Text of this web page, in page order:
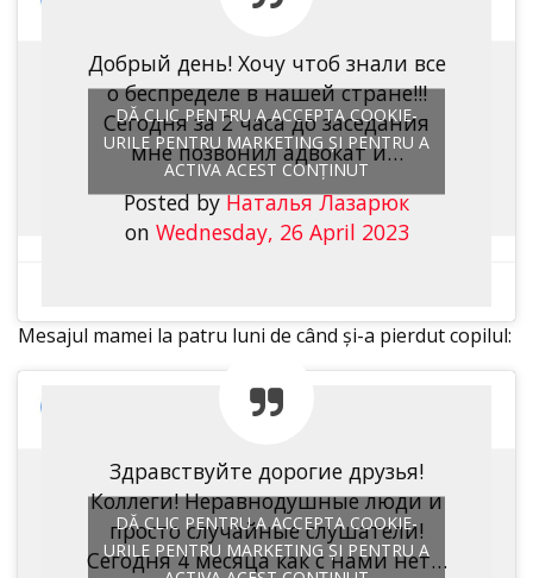
Добрый день! Хочу чтоб знали все
о беспределе в нашей стране!!!
Сегодня за 2 часа до заседания
мне позвонил адвокат и…
Posted byНаталья Лазарюк
on Wednesday, 26 April 2023
DĂ CLIC PENTRU A ACCEPTA COOKIE-
URILE PENTRU MARKETING ȘI PENTRU A
ACTIVA ACEST CONȚINUT
Mesajul mamei la patru luni de când şi-a pierdut copilul:
Здравствуйте дорогие друзья!
Коллеги! Неравнодушные люди и
просто случайные слушатели!
Сегодня 4 месяца как с нами нет…
DĂ CLIC PENTRU A ACCEPTA COOKIE-
URILE PENTRU MARKETING ȘI PENTRU A